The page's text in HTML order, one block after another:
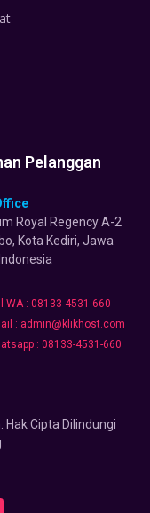
Pelanggan
Royal Regency A-2
Kota Kediri, Jawa
WA : 08133-4531-660
: admin@klikhost.com
: 08133-4531-660
Cipta Dilindungi